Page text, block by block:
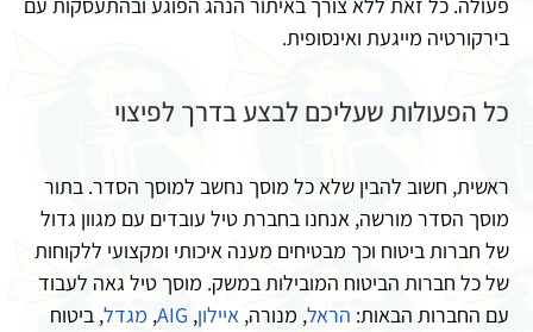
בירקורטיה מייגעת ואינסופית.
כל הפעולות שעליכם לבצע בדרך לפיצוי
ראשית, חשוב להבין שלא כל מוסך נחשב למוסך הסדר. בתור
מוסך הסדר מורשה, אנחנו בחברת טיל עובדים עם מגוון גדול
של חברות ביטוח וכך מבטיחים מענה איכותי ומקצועי ללקוחות
של כל חברות הביטוח המובילות במשק. מוסך טיל גאה לעבוד
עם החברות הבאות: הראל, מנורה, איילון,
AIG
, מגדל, ביטוח